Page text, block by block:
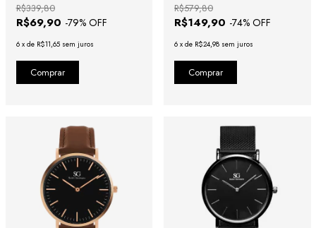
R$69,90 -79% OFF
R$339,80
6 x de R$11,65 sem juros
R$149,90 -74% OFF
R$579,80
6 x de R$24,98 sem juros